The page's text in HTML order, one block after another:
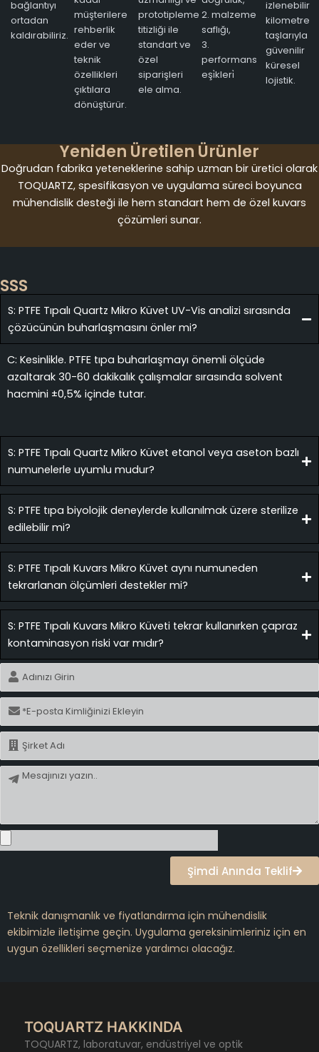
bağlantıyı
ortadan
kaldırabiliriz.
müşterilere
rehberlik
eder ve
teknik
özellikleri
çıktılara
dönüştürür.
prototipleme
titizliği ile
standart ve
özel
siparişleri
ele alma.
2. malzeme
saflığı,
3.
performans
eşi̇kleri̇
izlenebilir
kilometre
taşlarıyla
güvenilir
küresel
lojistik.
Yeniden Üretilen Ürünler
Doğrudan fabrika yeteneklerine sahip uzman bir üretici olarak
TOQUARTZ, spesifikasyon ve uygulama süreci boyunca
mühendislik desteği ile hem standart hem de özel kuvars
çözümleri sunar.
SSS
S: PTFE Tıpalı Quartz Mikro Küvet UV-Vis analizi sırasında
çözücünün buharlaşmasını önler mi?
C: Kesinlikle. PTFE tıpa buharlaşmayı önemli ölçüde
azaltarak 30-60 dakikalık çalışmalar sırasında solvent
hacmini ±0,5% içinde tutar.
S: PTFE Tıpalı Quartz Mikro Küvet etanol veya aseton bazlı
numunelerle uyumlu mudur?
S: PTFE tıpa biyolojik deneylerde kullanılmak üzere sterilize
edilebilir mi?
S: PTFE Tıpalı Kuvars Mikro Küvet aynı numuneden
tekrarlanan ölçümleri destekler mi?
S: PTFE Tıpalı Kuvars Mikro Küveti tekrar kullanırken çapraz
kontaminasyon riski var mıdır?
İsim
E-
posta
İsim
Mesaj
Şimdi Anında Teklif
Teknik danışmanlık ve fiyatlandırma için mühendislik
ekibimizle iletişime geçin. Uygulama gereksinimleriniz için en
uygun özellikleri seçmenize yardımcı olacağız.
TOQUARTZ HAKKINDA
TOQUARTZ, laboratuvar, endüstriyel ve optik